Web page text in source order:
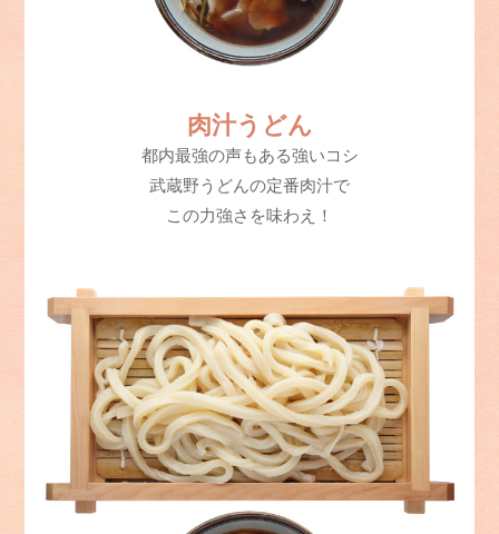
肉汁うどん
都内最強の声もある強いコシ
武蔵野うどんの定番肉汁で
この力強さを味わえ！